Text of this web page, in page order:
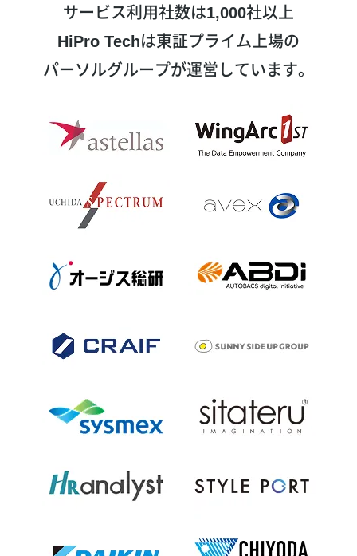
サービス利用社数は1,000社以上
HiPro Techは東証プライム上場の
パーソルグループが運営しています。